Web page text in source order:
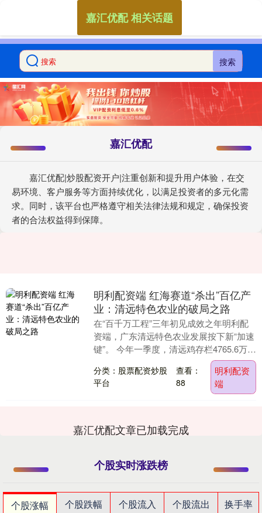
搜索
嘉汇优配
嘉汇优配|炒股配资开户|注重创新和提升用户体验，在交
易环境、客户服务等方面持续优化，以满足投资者的多元化需
求。同时，该平台也严格遵守相关法律法规和规定，确保投资
者的合法权益得到保障。
嘉汇优配 相关话题
明利配资端 红海赛道“杀出”百亿产
业：清远特色农业的破局之路
在“百千万工程”三年初见成效之年明利配
资端，广东清远特色农业发展按下新“加速
键”。 今年一季度，清远鸡存栏4765.6万
只，同比增长21.6％；综合产值33.9....
分类：股票配资炒股
平台
查看：
88
明利配资
端
嘉汇优配文章已加载完成
个股实时涨跌榜
个股涨幅 个股跌幅 个股流入 个股流出
换手率